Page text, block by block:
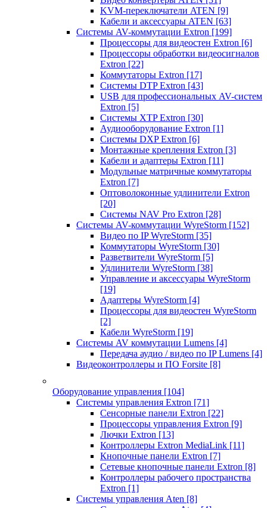
KVM-переключатели ATEN [9]
Кабели и аксессуары ATEN [63]
Системы AV-коммутации Extron [199]
Процессоры для видеостен Extron [6]
Процессоры обработки видеосигналов
Extron [22]
Коммутаторы Extron [17]
Системы DTP Extron [43]
USB для профессиональных AV-систем
Extron [5]
Системы XTP Extron [30]
Аудиооборудование Extron [1]
Системы DXP Extron [6]
Монтажные крепления Extron [3]
Кабели и адаптеры Extron [11]
Модульные матричные коммутаторы
Extron [7]
Оптоволоконные удлинители Extron
[20]
Системы NAV Pro Extron [28]
Системы AV-коммутации WyreStorm [152]
Видео по IP WyreStorm [35]
Коммутаторы WyreStorm [30]
Разветвители WyreStorm [5]
Удлинители WyreStorm [38]
Управление и аксессуары WyreStorm
[19]
Адаптеры WyreStorm [4]
Процессоры для видеостен WyreStorm
[2]
Кабели WyreStorm [19]
Системы AV коммутации Lumens [4]
Передача аудио / видео по IP Lumens [4]
Видеоконтроллеры и ПО Forsite [8]
Оборудование управления [104]
Системы управления Extron [71]
Сенсорные панели Extron [22]
Процессоры управления Extron [9]
Лючки Extron [13]
Контроллеры Extron MediaLink [11]
Кнопочные панели Extron [7]
Сетевые кнопочные панели Extron [8]
Контроллеры рабочего пространства
Extron [1]
Системы управления Aten [8]